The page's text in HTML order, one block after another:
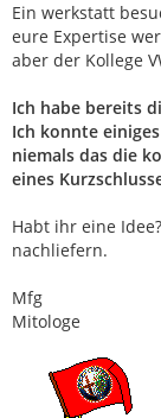
Ein werkstatt
eure Expertise
aber der Kollege
Ich habe bereits
Ich konnte
niemals das die
eines
Habt ihr eine
nachliefern.
Mfg
Mitologe